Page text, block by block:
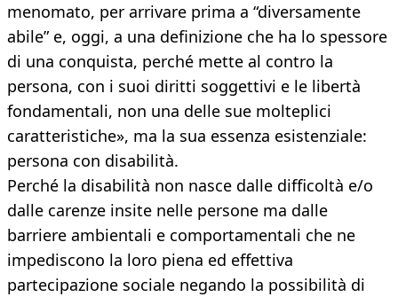
menomato, per arrivare prima a “diversamente
abile” e, oggi, a una definizione che ha lo spessore
di una conquista, perché mette al contro la
persona, con i suoi diritti soggettivi e le libertà
fondamentali, non una delle sue molteplici
caratteristiche», ma la sua essenza esistenziale:
persona con disabilità.
Perché la disabilità non nasce dalle difficoltà e/o
dalle carenze insite nelle persone ma dalle
barriere ambientali e comportamentali che ne
impediscono la loro piena ed effettiva
partecipazione sociale negando la possibilità di